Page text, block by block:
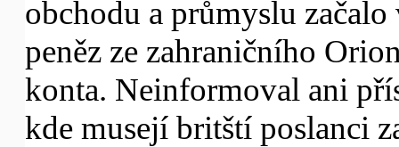
obchodu a průmyslu
peněz ze zahraničního
konta. Neinformoval ani
kde musejí britští poslanci